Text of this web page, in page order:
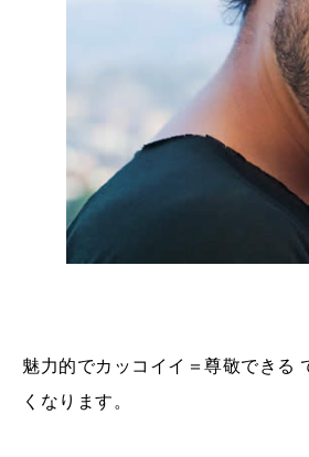
魅力的でカッコイイ＝尊敬できる
くなります。